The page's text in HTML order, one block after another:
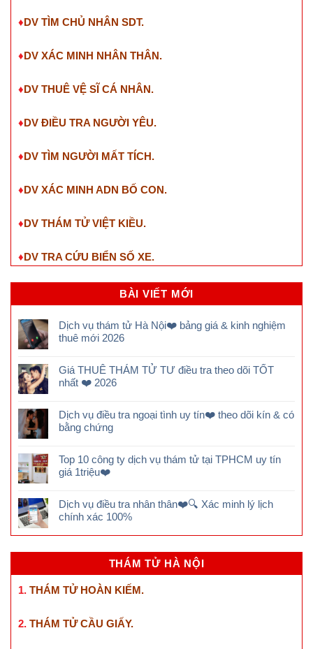
♦DV TÌM CHỦ NHÂN SDT.
♦DV XÁC MINH NHÂN THÂN.
♦DV THUÊ VỆ SĨ CÁ NHÂN.
♦DV ĐIỀU TRA NGƯỜI YÊU.
♦DV TÌM NGƯỜI MẤT TÍCH.
♦DV XÁC MINH ADN BỐ CON.
♦DV THÁM TỬ VIỆT KIỀU.
♦DV TRA CỨU BIỂN SỐ XE.
BÀI VIẾT MỚI
Dịch vụ thám tử Hà Nội❤️ bảng giá & kinh nghiệm
thuê mới 2026
Giá THUÊ THÁM TỬ TƯ điều tra theo dõi TỐT
nhất ❤️ 2026
Dịch vụ điều tra ngoại tình uy tín❤️ theo dõi kín & có
bằng chứng
Top 10 công ty dịch vụ thám tử tại TPHCM uy tín
giá 1triệu❤️
Dịch vụ điều tra nhân thân❤️🔍 Xác minh lý lịch
chính xác 100%
THÁM TỬ HÀ NỘI
1. THÁM TỬ HOÀN KIẾM.
2. THÁM TỬ CẦU GIẤY.